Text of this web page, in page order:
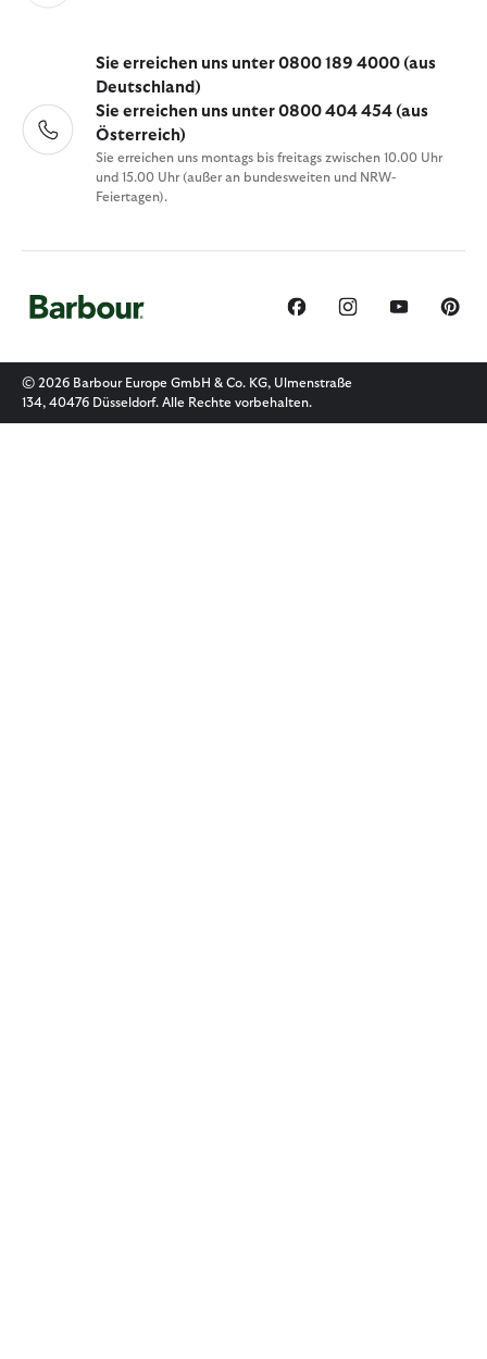
Sie erreichen uns unter 0800 189 4000 (aus
Deutschland)
Sie erreichen uns unter 0800 404 454 (aus
Österreich)
Sie erreichen uns montags bis freitags zwischen 10.00 Uhr
und 15.00 Uhr (außer an bundesweiten und NRW-
Feiertagen).
© 2026 Barbour Europe GmbH & Co. KG, Ulmenstraße
134, 40476 Düsseldorf. Alle Rechte vorbehalten.